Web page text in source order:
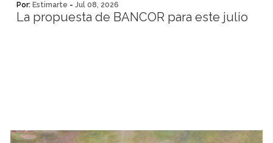
Por: Estimarte - Jul 08, 2026
La propuesta de BANCOR para este julio